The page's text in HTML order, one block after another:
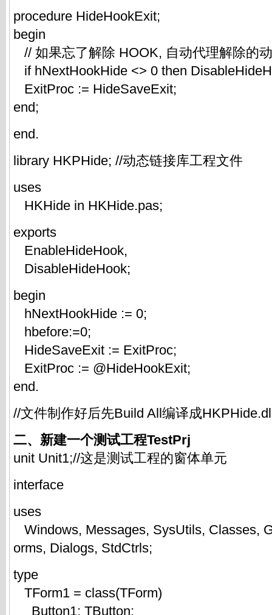
procedure HideHookExit;
begin
// 如果忘了解除 HOOK, 自动代理解除的
if hNextHookHide <> 0 then
ExitProc := HideSaveExit;
end;
end.
library HKPHide; //动态链接库工程文件
uses
HKHide in HKHide.pas;
exports
EnableHideHook,
DisableHideHook;
begin
hNextHookHide := 0;
hbefore:=0;
HideSaveExit := ExitProc;
ExitProc := @HideHookExit;
end.
//文件制作好后先Build All编译成
二、新建一个测试工程TestPrj
unit Unit1;//这是测试工程的窗体单元
interface
uses
Windows, Messages, SysUtils, Classes,
orms, Dialogs, StdCtrls;
type
TForm1 = class(TForm)
Button1: TButton;